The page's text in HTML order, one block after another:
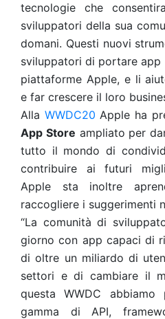
tecnologie che
sviluppatori della sua
domani. Questi nuovi
sviluppatori di portare
piattaforme Apple, e li
e far crescere il loro
Alla WWDC20 Apple ha
App Store ampliato per
tutto il mondo di
contribuire ai futuri
Apple sta inoltre
raccogliere i suggerimenti
“La comunità di
giorno con app capaci di
di oltre un miliardo di
settori e di cambiare il
questa WWDC abbiamo
gamma di API,